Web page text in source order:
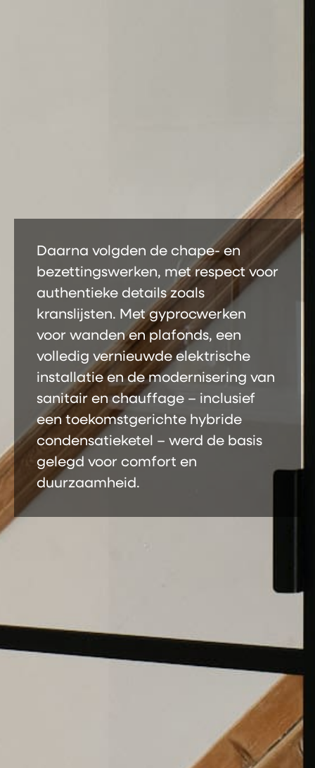
Daarna volgden de chape- en
bezettingswerken, met respect voor
authentieke details zoals
kranslijsten. Met gyprocwerken
voor wanden en plafonds, een
volledig vernieuwde elektrische
installatie en de modernisering van
sanitair en chauffage – inclusief
een toekomstgerichte hybride
condensatieketel – werd de basis
gelegd voor comfort en
duurzaamheid.